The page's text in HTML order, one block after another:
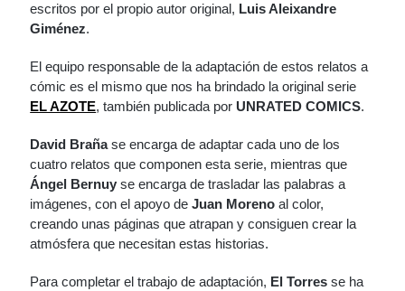
escritos por el propio autor original, Luis Aleixandre
Giménez.
El equipo responsable de la adaptación de estos relatos a
cómic es el mismo que nos ha brindado la original serie
EL AZOTE, también publicada por UNRATED COMICS.
David Brañase encarga de adaptar cada uno de los
cuatro relatos que componen esta serie, mientras que
Ángel Bernuy se encarga de trasladar las palabras a
imágenes, con el apoyo deJuan Moreno al color,
creando unas páginas que atrapan y consiguen crear la
atmósfera que necesitan estas historias.
Para completar el trabajo de adaptación, El Torres se ha